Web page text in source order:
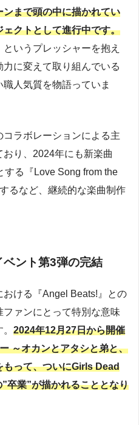
まで頭の中に描かれてい
クトとして進行中です。
というプレッシャーを抱え
に変えて取り組んでいる
人気質を物語っていま
ラボレーションによる主
り、2024年にも新楽曲
する『Love Song from the
るなど、継続的な楽曲制作
ント第3弾の完結
おける『Angel Beats!』との
ァンにとって特別な意味
2024年12月27日から開催
～オカンとアタシと弟と、
もって、ついにGirls Dead
卒業”が描かれることとなり